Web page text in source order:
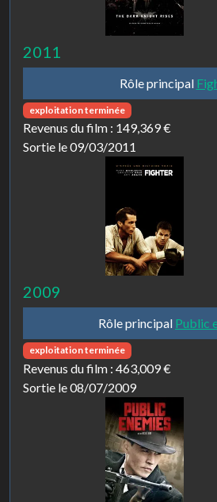
2011
Rôle principal
exploitation terminée
Revenus du film : 149,369 €
Sortie le 09/03/2011
2009
Rôle principal Public
exploitation terminée
Revenus du film : 463,009 €
Sortie le 08/07/2009